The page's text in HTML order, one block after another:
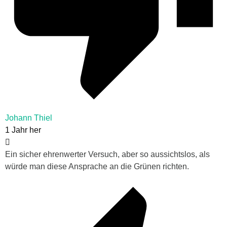
Johann Thiel
1 Jahr her
Ein sicher ehrenwerter Versuch, aber so aussichtslos, als
würde man diese Ansprache an die Grünen richten.